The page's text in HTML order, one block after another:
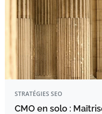
STRATÉGIES SEO
CMO en solo :